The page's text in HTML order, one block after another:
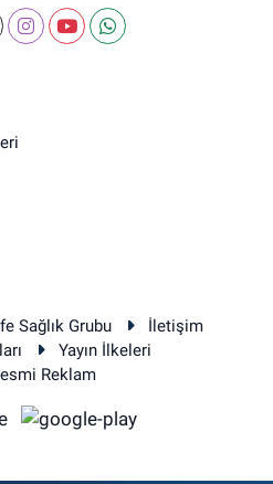
Sağlık Grubu
İletişim
Yayın İlkeleri
Reklam